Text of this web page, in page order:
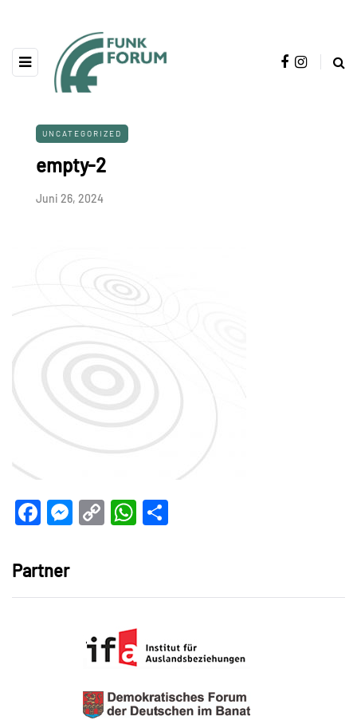
UNCATEGORIZED
empty-2
Juni 26, 2024
Facebook
Messenger
CopyWhatsApp
Partner